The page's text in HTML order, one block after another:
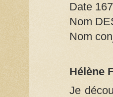
Date
Nom
Nom
Hélène
Je